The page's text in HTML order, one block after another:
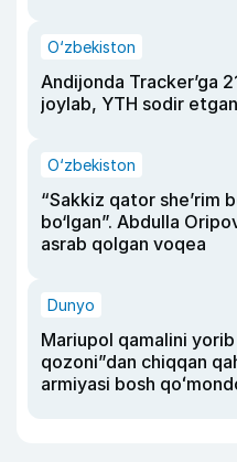
O‘zbekiston
Andijonda Tracker’ga
joylab, YTH sodir
O‘zbekiston
“Sakkiz qator she’rim
bo‘lgan”. Abdulla
asrab qolgan voqea
Dunyo
Mariupol qamalini
qozoni”dan chiqqan
armiyasi bosh